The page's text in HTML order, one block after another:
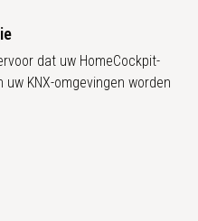
dat uw HomeCockpit-
KNX-omgevingen worden